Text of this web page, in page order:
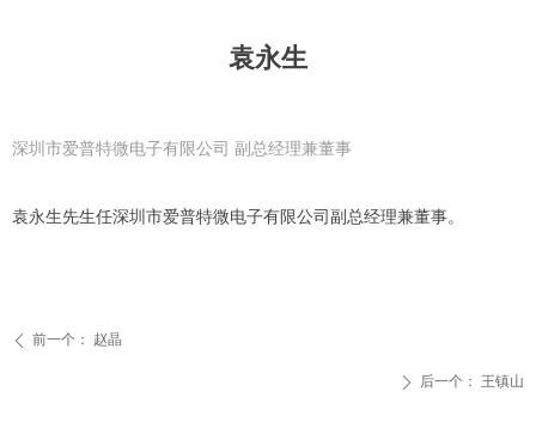
袁永生
深圳市爱普特微电子有限公司 副总经理兼董事
ꄴ 前一个： 赵晶
ꄲ 后一个： 王镇山
袁永生先生任深圳市爱普特微电子有限公司副总经理兼董事。